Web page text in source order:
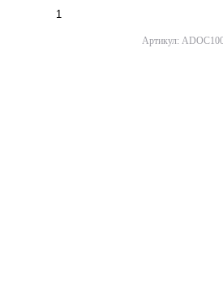
Артикул: